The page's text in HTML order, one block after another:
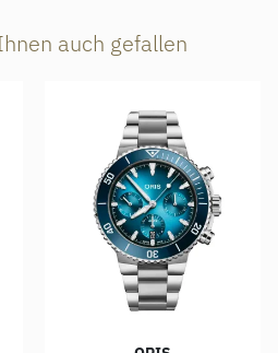
auch gefallen